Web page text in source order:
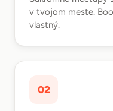
v tvojom meste.
vlastný.
02